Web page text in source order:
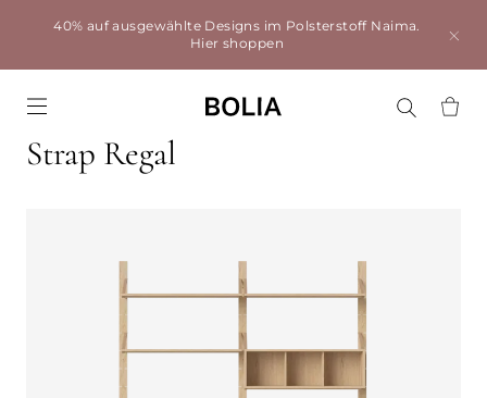
40% auf ausgewählte Designs im Polsterstoff Naima.
Hier shoppen
Strap Regal